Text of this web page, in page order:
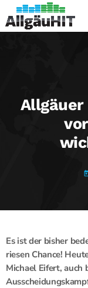
Es ist der bisher
riesen Chance!
Michael Eifert, auch